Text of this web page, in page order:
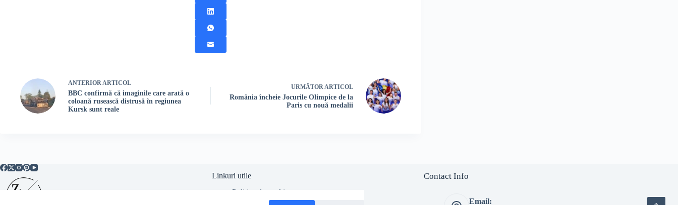
ANTERIORARTICOL
BBC confirmă că imaginile care arată o
coloană rusească distrusă în regiunea
Kursk sunt reale
URMĂTORARTICOL
România încheie Jocurile Olimpice de la
Paris cu nouă medalii
Linkuri utile
Politica de cookies
Politica de confidentialitate
Contact Info
Email: